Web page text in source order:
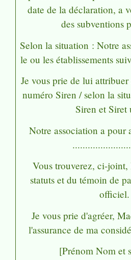
date de la déclaration, a
des subventions
Selon la situation : Notre
le ou les établissements
Je vous prie de lui
numéro Siren / selon la
Siren et Siret
Notre association a
Vous trouverez, ci-joint,
statuts et du témoin de
officiel.
Je vous prie d'agréer,
l'assurance de ma
[Prénom Nom et